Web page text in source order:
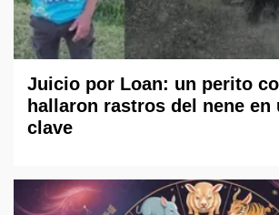
Juicio por Loan: un perito
hallaron rastros del nene en
clave